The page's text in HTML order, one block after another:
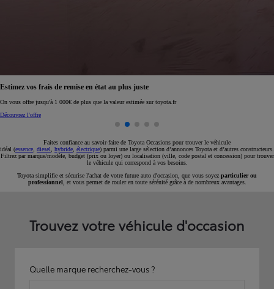
Réservez en ligne votre occasion pour 1€ seulement
Réservez en ligne
Faites confiance au savoir-faire de Toyota Occasions pour trouver le véhicule
idéal (essence diesel hybride électrique) parmi une large sélection d’annonces Toyota et d’autres constructeurs.
Filtrez par marque/modèle, budget (prix ou loyer) ou localisation (ville, code postal et concession) pour trouver
le véhicule qui correspond à vos besoins.
Toyota simplifie et sécurise l'achat de votre future auto d'occasion, que vous soyez particulier ou
professionnel , et vous permet de rouler en toute sérénité grâce à de nombreux avantages.
Trouvez votre véhicule d'occasion
Quelle marque recherchez-vous ?